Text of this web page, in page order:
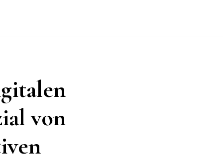
von